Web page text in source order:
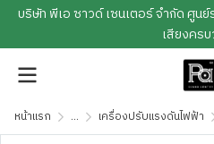
บริษัท พีเอ ซาวด์ เซนเตอร์ จำกัด ศูน
เสียงคร
หน้าแรก ... เครื่องปรับแรงดันไฟฟ้า